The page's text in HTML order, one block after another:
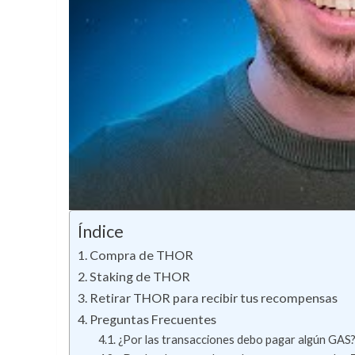
Índice
Compra de THOR
Staking de THOR
Retirar THOR para recibir tus recompensas
Preguntas Frecuentes
¿Por las transacciones debo pagar algún GAS?